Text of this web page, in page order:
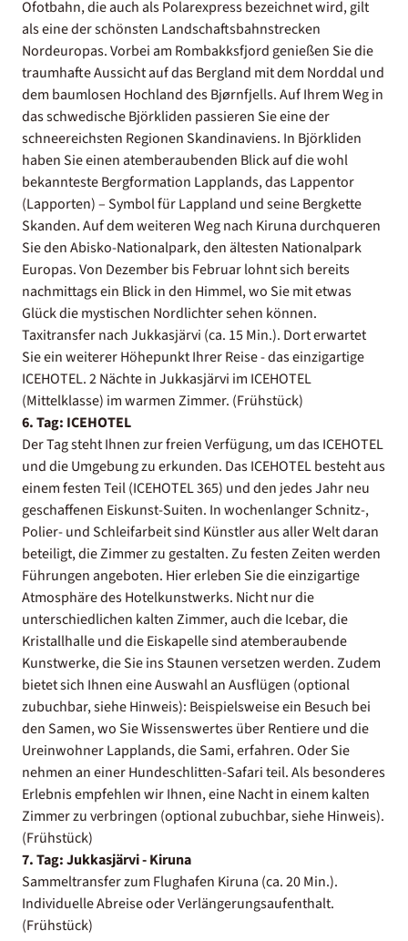
Ofotbahn, die auch als Polarexpress bezeichnet wird, gilt
als eine der schönsten Landschaftsbahnstrecken
Nordeuropas. Vorbei am Rombakksfjord genießen Sie die
traumhafte Aussicht auf das Bergland mit dem Norddal und
dem baumlosen Hochland des Bjørnfjells. Auf Ihrem Weg in
das schwedische Björkliden passieren Sie eine der
schneereichsten Regionen Skandinaviens. In Björkliden
haben Sie einen atemberaubenden Blick auf die wohl
bekannteste Bergformation Lapplands, das Lappentor
(Lapporten) – Symbol für Lappland und seine Bergkette
Skanden. Auf dem weiteren Weg nach Kiruna durchqueren
Sie den Abisko-Nationalpark, den ältesten Nationalpark
Europas. Von Dezember bis Februar lohnt sich bereits
nachmittags ein Blick in den Himmel, wo Sie mit etwas
Glück die mystischen Nordlichter sehen können.
Taxitransfer nach Jukkasjärvi (ca. 15 Min.). Dort erwartet
Sie ein weiterer Höhepunkt Ihrer Reise - das einzigartige
ICEHOTEL. 2 Nächte in Jukkasjärvi im ICEHOTEL
(Mittelklasse) im warmen Zimmer. (Frühstück)
6. Tag: ICEHOTEL
Der Tag steht Ihnen zur freien Verfügung, um das ICEHOTEL
und die Umgebung zu erkunden. Das ICEHOTEL besteht aus
einem festen Teil (ICEHOTEL 365) und den jedes Jahr neu
geschaffenen Eiskunst-Suiten. In wochenlanger Schnitz-,
Polier- und Schleifarbeit sind Künstler aus aller Welt daran
beteiligt, die Zimmer zu gestalten. Zu festen Zeiten werden
Führungen angeboten. Hier erleben Sie die einzigartige
Atmosphäre des Hotelkunstwerks. Nicht nur die
unterschiedlichen kalten Zimmer, auch die Icebar, die
Kristallhalle und die Eiskapelle sind atemberaubende
Kunstwerke, die Sie ins Staunen versetzen werden. Zudem
bietet sich Ihnen eine Auswahl an Ausflügen (optional
zubuchbar, siehe Hinweis): Beispielsweise ein Besuch bei
den Samen, wo Sie Wissenswertes über Rentiere und die
Ureinwohner Lapplands, die Sami, erfahren. Oder Sie
nehmen an einer Hundeschlitten-Safari teil. Als besonderes
Erlebnis empfehlen wir Ihnen, eine Nacht in einem kalten
Zimmer zu verbringen (optional zubuchbar, siehe Hinweis).
(Frühstück)
7. Tag: Jukkasjärvi - Kiruna
Sammeltransfer zum Flughafen Kiruna (ca. 20 Min.).
Individuelle Abreise oder Verlängerungsaufenthalt.
(Frühstück)